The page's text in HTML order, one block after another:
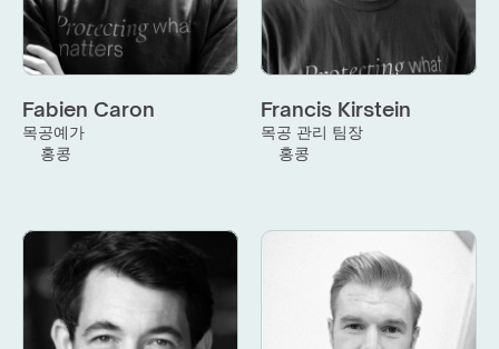
Fabien Caron
목공예가
홍콩
Francis Kirstein
목공 관리 팀장
홍콩